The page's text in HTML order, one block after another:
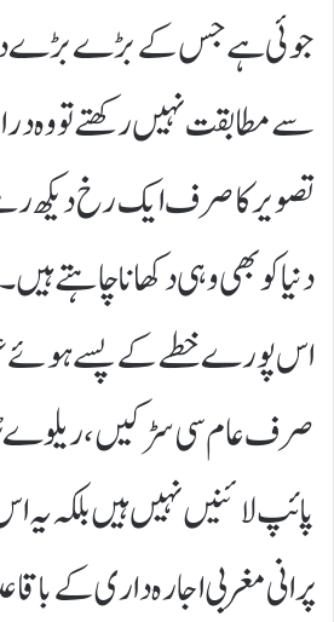
جوئی ہے جس کے بڑے بڑے
سے مطابقت نہیں رکھتے تو وہ
تصویر کا صرف ایک رخ دیکھ
دنیا کو بھی وہی دکھانا چاہتے
اس پورے خطے کے پسے ہوئے
صرف عام سی سڑکیں، ریلوے
پائپ لائنیں نہیں ہیں بلکہ
پرانی مغربی اجارہ داری کے